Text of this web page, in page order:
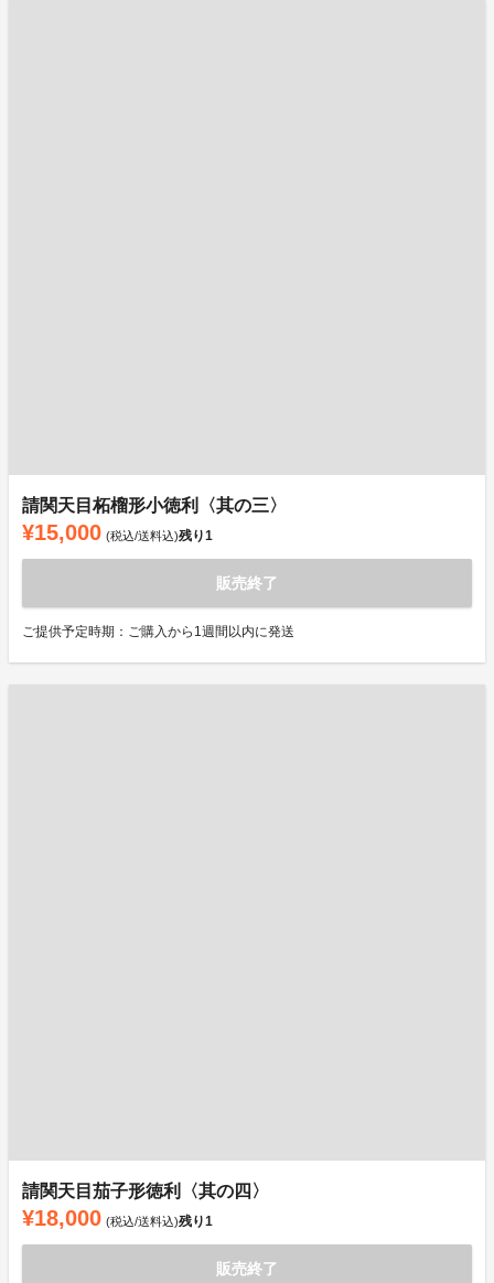
請関天目柘榴形小徳利〈其の三〉
¥15,000 (税込/送料込)残り1
販売終了
ご提供予定時期：ご購入から1週間以内に発送
請関天目茄子形徳利〈其の四〉
¥18,000 (税込/送料込)残り1
販売終了